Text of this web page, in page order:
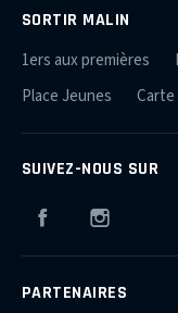
SORTIR MALIN
1ers aux premières
Place Jeunes
SUIVEZ-NOUS SUR
Facebook
PARTENAIRES